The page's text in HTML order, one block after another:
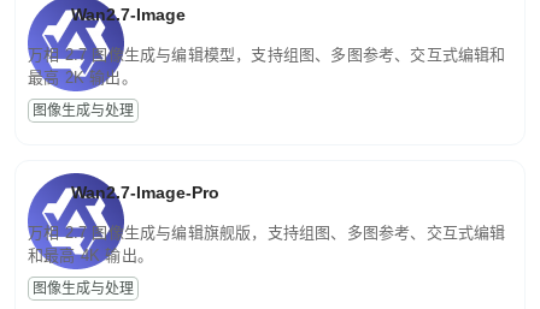
Wan2.7-Image
万相 2.7 图像生成与编辑模型，支持组图、多图参考、交互式编辑和
最高 2K 输出。
图像生成与处理
Wan2.7-Image-Pro
万相 2.7 图像生成与编辑旗舰版，支持组图、多图参考、交互式编辑
和最高 4K 输出。
图像生成与处理